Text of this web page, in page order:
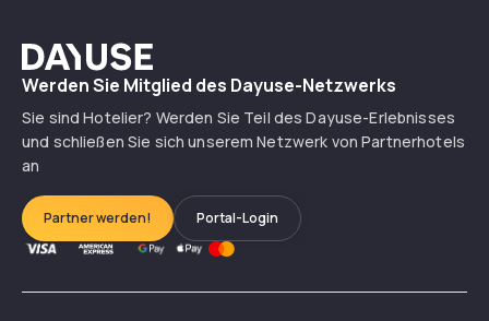
Dayuse
Werden Sie Mitglied des Dayuse-Netzwerks
Sie sind Hotelier? Werden Sie Teil des Dayuse-Erlebnisses
und schließen Sie sich unserem Netzwerk von Partnerhotels
an
Partner werden! Portal-Login